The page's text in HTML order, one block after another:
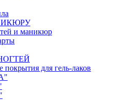
и маникюр
покрытия для гель-лаков